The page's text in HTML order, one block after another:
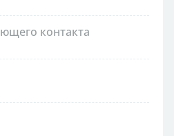
контакта